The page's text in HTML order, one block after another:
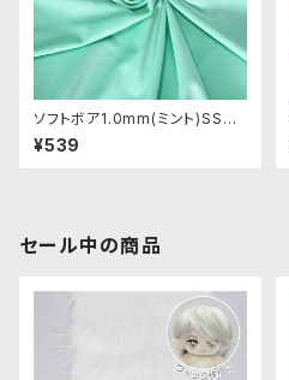
ソフトボア1.0mm(ミント)SSB1
23 ぬいぐるみ用短毛ボア生地
20cm
¥539
セール中の商品